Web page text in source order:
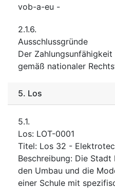
vob-a-eu -
2.1.6.
Ausschlussgründe
Der
gemäß nationaler
5. Los
5.1.
Los: LOT-0001
Titel: Los 32 -
Beschreibung: Die Stadt
den Umbau und die
einer Schule mit